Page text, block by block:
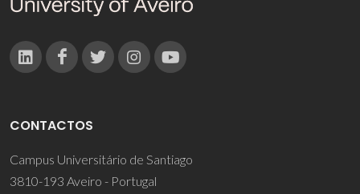
CONTACTOS
Campus Universitário de Santiago
3810-193 Aveiro - Portugal